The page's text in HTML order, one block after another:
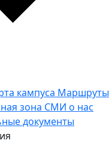
кампуса Маршруты
зона СМИ о нас
документы